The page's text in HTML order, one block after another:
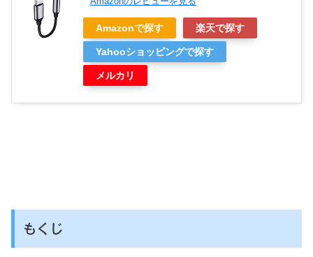
Amazonで探す 楽天で探す
Yahooショッピングで探す
メルカリ
もくじ